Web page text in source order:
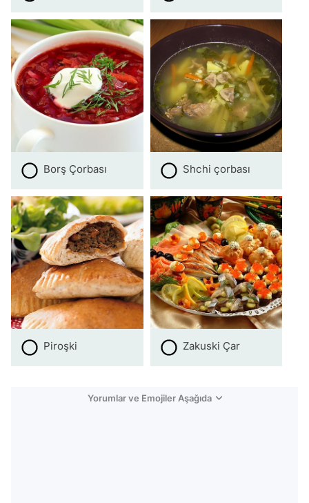
Borş Çorbası Shchi çorbası
Piroşki Zakuski Çar
Yorumlar ve Emojiler Aşağıda